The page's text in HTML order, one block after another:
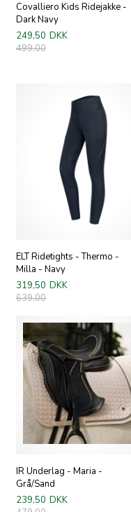
Covalliero Kids Ridejakke -
Dark Navy
249,50 DKK
499,00
ELT Ridetights - Thermo -
Milla - Navy
319,50 DKK
639,00
IR Underlag - Maria -
Grå/Sand
239,50 DKK